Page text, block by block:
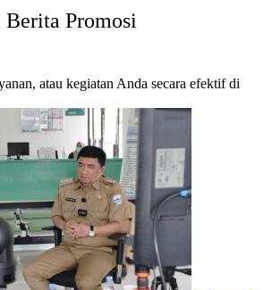
Promosi
atau kegiatan Anda secara efektif di